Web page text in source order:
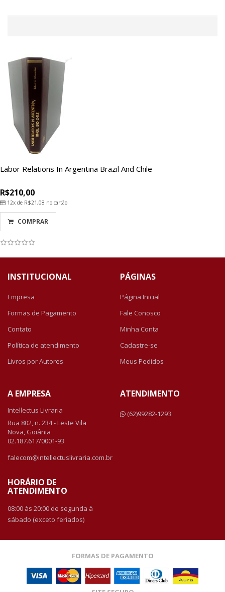
Labor Relations In Argentina Brazil And Chile
R$210,00
12x de R$21,08 no cartão
COMPRAR
INSTITUCIONAL
Empresa
Formas de Pagamento
Contato
Política de atendimento
Livros por Autores
PÁGINAS
Página Inicial
Fale Conosco
Minha Conta
Cadastre-se
Meus Pedidos
A EMPRESA
Intellectus Livraria
Rua 802, n. 234 - Leste Vila
Nova, Goiânia
02.187.617/0001-93
falecom@intellectuslivraria.com.br
HORÁRIO DE
ATENDIMENTO
08:00 às 20:00 de segunda à
sábado (exceto feriados)
ATENDIMENTO
(62)99282-1293
FORMAS DE PAGAMENTO